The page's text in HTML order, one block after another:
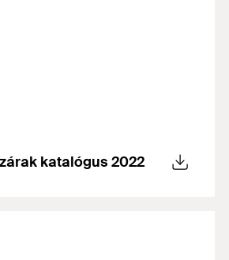
katalógus 2022